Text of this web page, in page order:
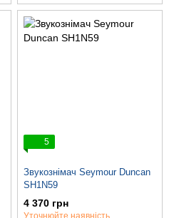
5
Звукознімач Seymour Duncan
SH1N59
4 370 грн
Уточнюйте наявність